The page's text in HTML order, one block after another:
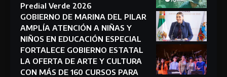
Predial Verde 2026
GOBIERNO DE MARINA DEL PILAR
AMPLÍA ATENCIÓN A NIÑAS Y
NIÑOS EN EDUCACIÓN ESPECIAL
FORTALECE GOBIERNO ESTATAL
LA OFERTA DE ARTE Y CULTURA
CON MÁS DE 160 CURSOS PARA